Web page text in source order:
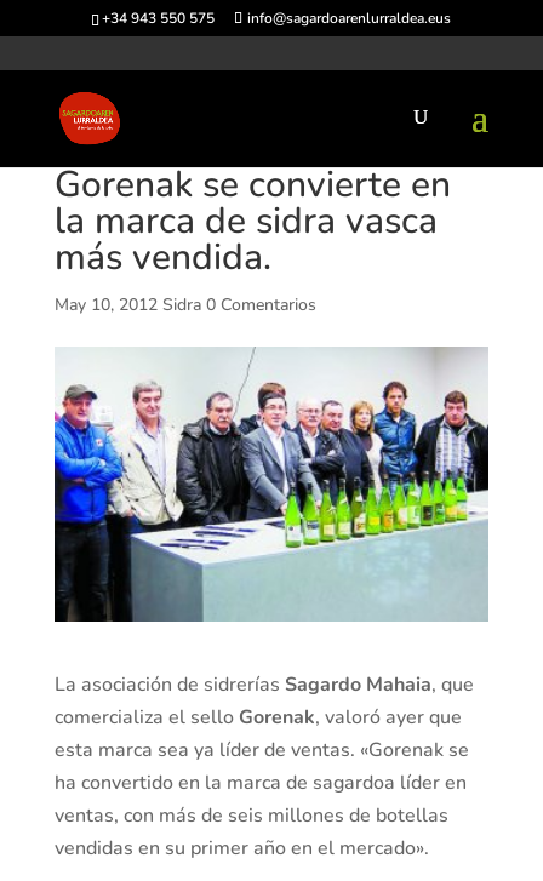
+34 943 550 575 info@sagardoarenlurraldea.eus
Gorenak se convierte en
la marca de sidra vasca
más vendida.
May 10, 2012 Sidra 0 Comentarios
La asociación de sidrerías Sagardo Mahaia, que
comercializa el sello Gorenak, valoró ayer que
esta marca sea ya líder de ventas. «Gorenak se
ha convertido en la marca de sagardoa líder en
ventas, con más de seis millones de botellas
vendidas en su primer año en el mercado».